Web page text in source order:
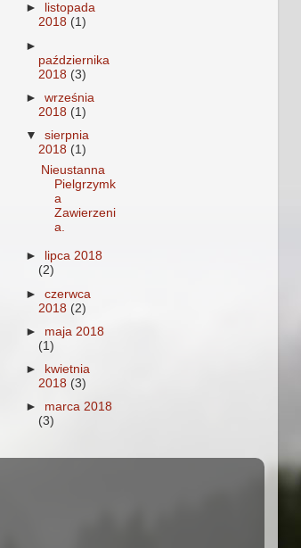
►
listopada
2018 (1)
►
października
2018 (3)
►września
2018 (1)
▼sierpnia
2018 (1)
Nieustanna
Pielgrzymk
a
Zawierzeni
a.
►
lipca 2018
(2)
►czerwca
2018 (2)
► maja 2018
(1)
►
kwietnia
2018 (3)
► marca 2018
(3)